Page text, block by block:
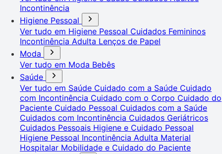
Incontinência
Higiene Pessoal
Ver tudo em Higiene Pessoal Cuidados Femininos
Incontinência Adulta Lenços de Papel
Moda
Ver tudo em Moda Bebês
Saúde
Ver tudo em Saúde Cuidado com a Saúde Cuidado
com Incontinência Cuidado com o Corpo Cuidado do
Paciente Cuidado Pessoal Cuidados com a Saúde
Cuidados com Incontinência Cuidados Geriátricos
Cuidados Pessoais Higiene e Cuidado Pessoal
Higiene Pessoal Incontinência Adulta Material
Hospitalar Mobilidade e Cuidado do Paciente